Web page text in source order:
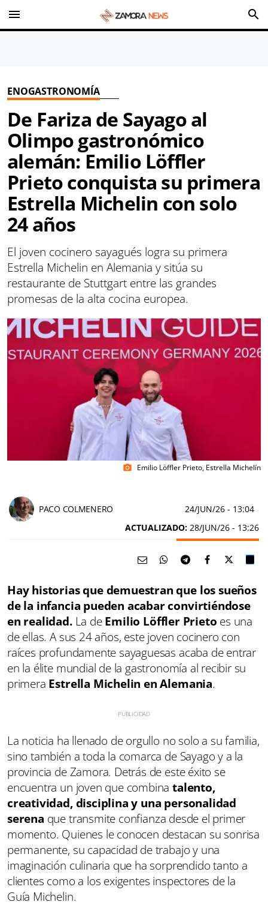
menu search
ENOGASTRONOMÍA
De Fariza de Sayago al
Olimpo gastronómico
alemán: Emilio Löffler
Prieto conquista su primera
Estrella Michelin con solo
24 años
El joven cocinero sayagués logra su primera
Estrella Michelin en Alemania y sitúa su
restaurante de Stuttgart entre las grandes
promesas de la alta cocina europea.
photo_camera Emilio Löffler Prieto, Estrella Michelín
PACO COLMENERO 24/JUN/26 - 13:04
ACTUALIZADO: 28/JUN/26 - 13:26
Hay historias que demuestran que los sueños
de la infancia pueden acabar convirtiéndose
en realidad.La deEmilio Löffler Prieto es una
de ellas. A sus 24 años, este joven cocinero con
raíces profundamente sayaguesas acaba de entrar
en la élite mundial de la gastronomía al recibir su
primera Estrella Michelin en Alemania.
La noticia ha llenado de orgullo no solo a su familia,
sino también a toda la comarca de Sayago y a la
provincia de Zamora. Detrás de este éxito se
encuentra un joven que combinatalento,
creatividad, disciplina y una personalidad
serena que transmite confianza desde el primer
momento. Quienes le conocen destacan su sonrisa
permanente, su capacidad de trabajo y una
imaginación culinaria que ha sorprendido tanto a
clientes como a los exigentes inspectores de la
Guía Michelin.